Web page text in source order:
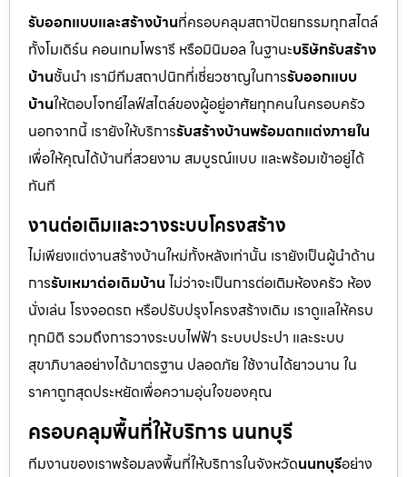
รับออกแบบและสร้างบ้านที่ครอบคลุมสถาปัตยกรรมทุกสไตล์
ทั้งโมเดิร์น คอนเทมโพรารี หรือมินิมอล ในฐานะบริษัทรับสร้าง
บ้านชั้นนำ เรามีทีมสถาปนิกที่เชี่ยวชาญในการรับออกแบบ
บ้านให้ตอบโจทย์ไลฟ์สไตล์ของผู้อยู่อาศัยทุกคนในครอบครัว
นอกจากนี้ เรายังให้บริการรับสร้างบ้านพร้อมตกแต่งภายใน
เพื่อให้คุณได้บ้านที่สวยงาม สมบูรณ์แบบ และพร้อมเข้าอยู่ได้
ทันที
งานต่อเติมและวางระบบโครงสร้าง
ไม่เพียงแต่งานสร้างบ้านใหม่ทั้งหลังเท่านั้น เรายังเป็นผู้นำด้าน
การรับเหมาต่อเติมบ้าน ไม่ว่าจะเป็นการต่อเติมห้องครัว ห้อง
นั่งเล่น โรงจอดรถ หรือปรับปรุงโครงสร้างเดิม เราดูแลให้ครบ
ทุกมิติ รวมถึงการวางระบบไฟฟ้า ระบบประปา และระบบ
สุขาภิบาลอย่างได้มาตรฐาน ปลอดภัย ใช้งานได้ยาวนาน ใน
ราคาถูกสุดประหยัดเพื่อความอุ่นใจของคุณ
ครอบคลุมพื้นที่ให้บริการ นนทบุรี
ทีมงานของเราพร้อมลงพื้นที่ให้บริการในจังหวัดนนทบุรีอย่าง